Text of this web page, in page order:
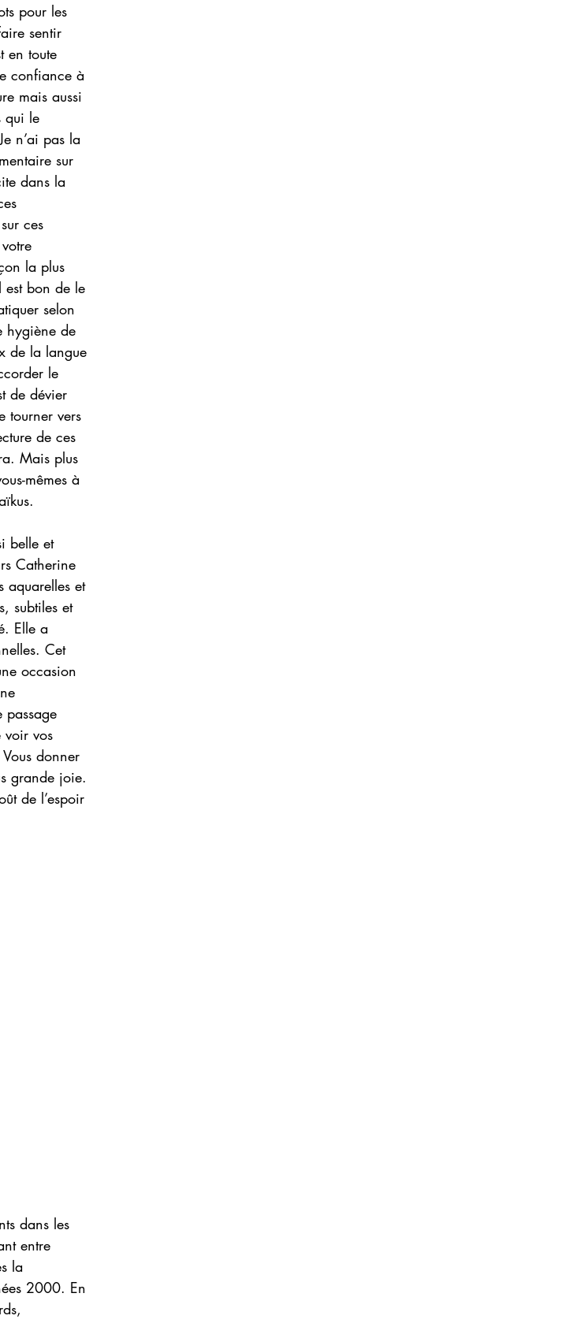
pour les
sentir
en toute
confiance à
mais aussi
qui le
n’ai pas la
sur
dans la
ces
la plus
est bon de le
selon
hygiène de
de la langue
le
de dévier
tourner vers
de ces
Mais plus
mêmes à
belle et
Catherine
aquarelles et
subtiles et
Elle a
Cet
occasion
passage
voir vos
donner
grande joie.
de l’espoir
dans les
entre
la
2000. En